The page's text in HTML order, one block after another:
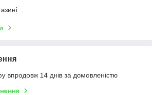
впродовж 14 днів за домовленістю